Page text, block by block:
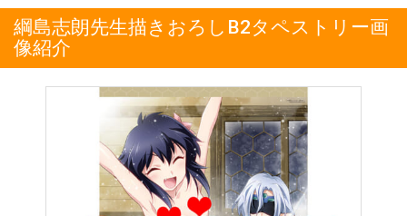
綱島志朗先生描きおろしB2タペストリー画
像紹介